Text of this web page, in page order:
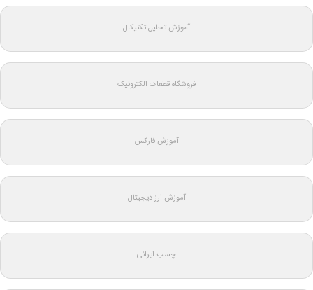
آموزش تحلیل تکنیکال
فروشگاه قطعات الکترونیک
آموزش فارکس
آموزش ارز دیجیتال
چسب ایرانی